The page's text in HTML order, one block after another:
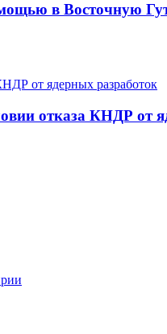
в Восточную
отказа КНДР от